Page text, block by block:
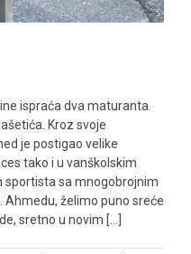
ispraća dva maturanta.
Kroz svoje
je postigao velike
tako i u vanškolskim
sportista sa mnogobrojnim
želimo puno sreće
sretno u novim [...]